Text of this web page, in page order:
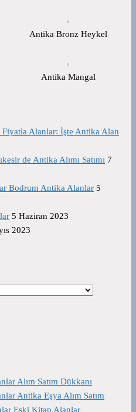
Antika Bronz Heykel
Antika Mangal
Alanlar: İşte Antika Alan
de Antika Alımı Satımı 7
Bodrum Antika Alanlar 5
5 Haziran 2023
2023
Alım Satım Dükkanı
Antika Eşya Alım Satım
Eski Kitap Alanlar